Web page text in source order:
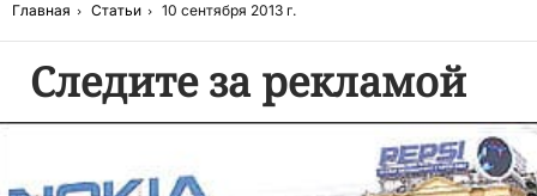
Главная Статьи 10 сентября 2013 г.
Следите за рекламой